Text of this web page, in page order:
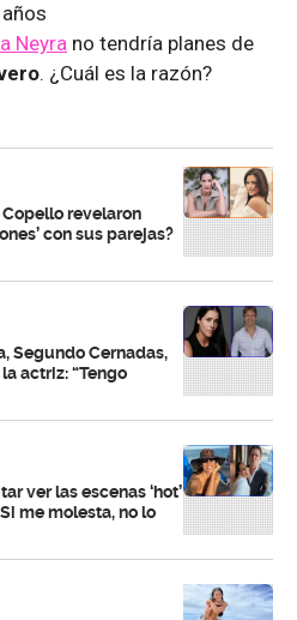
Neyra no tendría planes de
. ¿Cuál es la razón?
revelaron
con sus parejas?
Segundo Cernadas,
actriz: “Tengo
ver las escenas ‘hot’
me molesta, no lo